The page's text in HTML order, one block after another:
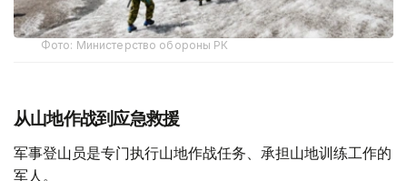
Фото: Министерство обороны РК
从山地作战到应急救援
军事登山员是专门执行山地作战任务、承担山地训练工作的
军人。